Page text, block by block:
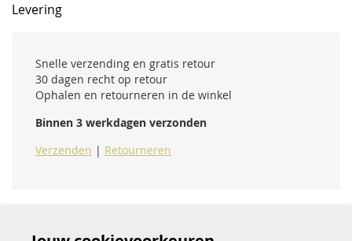
Levering
Snelle verzending en gratis retour
30 dagen recht op retour
Ophalen en retourneren in de winkel
Binnen 3 werkdagen verzonden
Verzenden | Retourneren